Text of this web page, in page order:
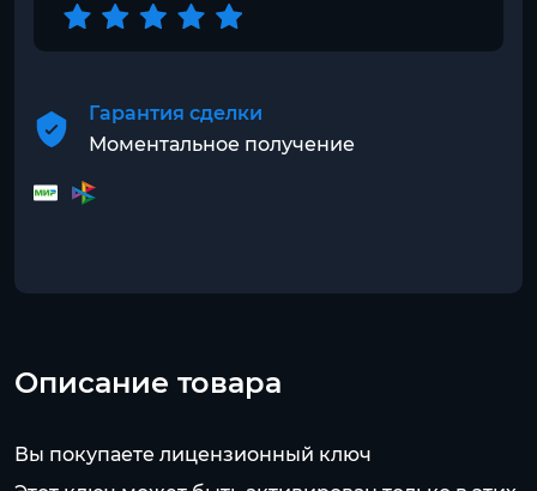
Гарантия сделки
Моментальное получение
Описание товара
Вы покупаете лицензионный ключ